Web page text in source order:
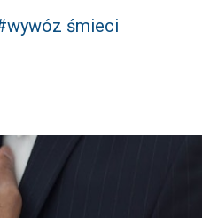
śmieci